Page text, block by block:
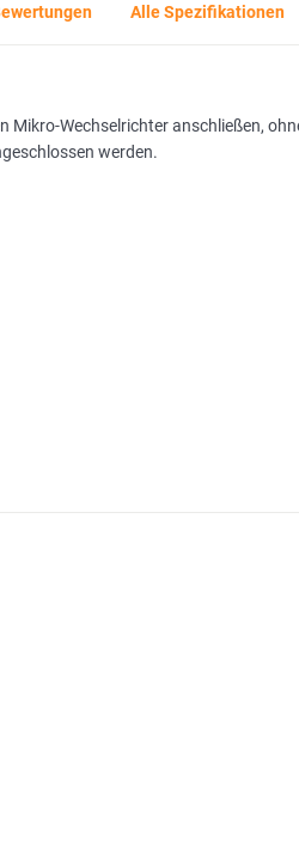
Alle Spezifikationen
Mikro-Wechselrichter anschließen,
werden.